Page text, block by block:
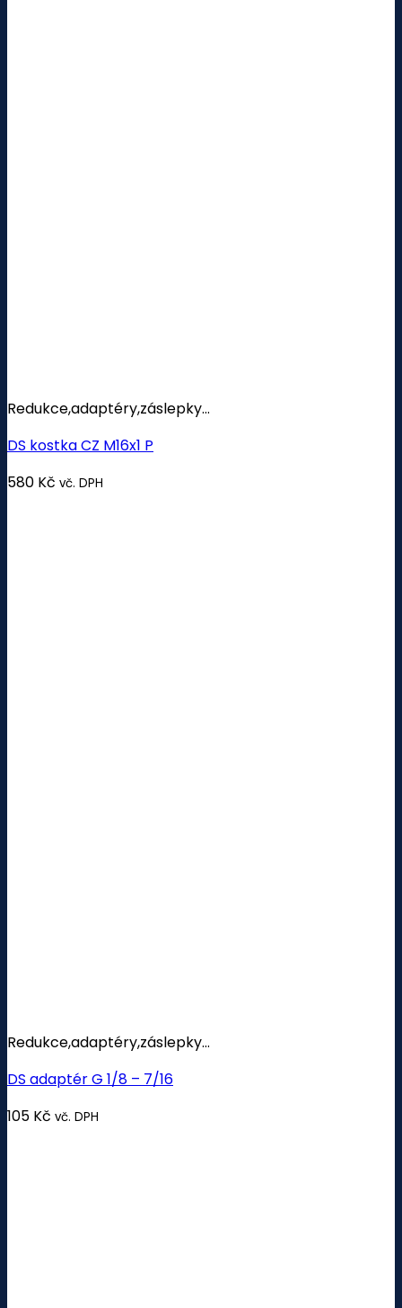
Redukce,adaptéry,záslepky...
DS kostka CZ M16x1 P
580 Kč vč. DPH
Redukce,adaptéry,záslepky...
DS adaptér G 1/8 – 7/16
105 Kč vč. DPH